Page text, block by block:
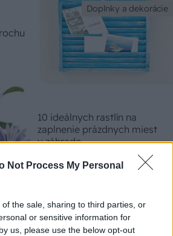
Not Process My Personal
the sale, sharing to third parties, or
or sensitive information for
us, please use the below opt-out
Doplnky a dekorácie
10 ideálnych rastlín na
zaplnenie prázdnych miest
v záhrade